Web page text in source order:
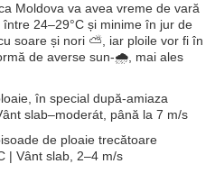
Moldova va avea vreme de vară
24–29°C și minime în jur de
soare și nori ⛅, iar ploile vor fi în
de averse sun-🌧️, mai ales
în special după-amiaza
slab–moderát, până la 7 m/s
de ploaie trecătoare
| Vânt slab, 2–4 m/s